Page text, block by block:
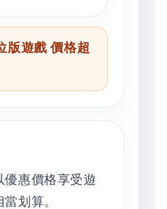
版遊戲 價格超
優惠價格享受遊
划算。